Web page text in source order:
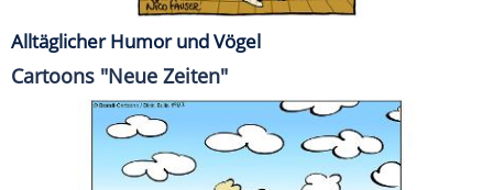
Alltäglicher Humor und Vögel
Cartoons "Neue Zeiten"